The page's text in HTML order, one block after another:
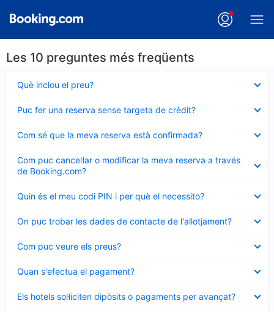
Les 10 preguntes més freqüents
Què inclou el preu?
tancat
Puc fer una reserva sense targeta de crèdit?
tancat
Com sé que la meva reserva està confirmada?
tancat
Com puc cancel·lar o modificar la meva reserva a través
de Booking.com?
tancat
Quin és el meu codi PIN i per què el necessito?
tancat
On puc trobar les dades de contacte de l'allotjament?
tancat
Com puc veure els preus?
tancat
Quan s'efectua el pagament?
tancat
Els hotels sol·liciten dipòsits o pagaments per avançat?
tancat